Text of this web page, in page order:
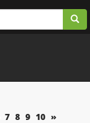
7 8 9 10 »